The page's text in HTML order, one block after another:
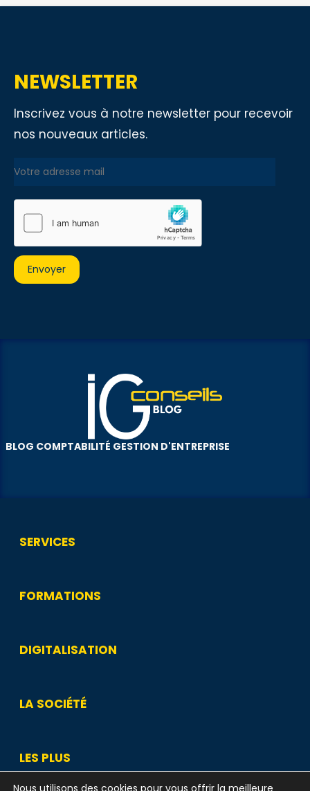
NEWSLETTER
Inscrivez vous à notre newsletter pour recevoir
nos nouveaux articles.
BLOG COMPTABILITÉ GESTION D'ENTREPRISE
SERVICES
FORMATIONS
DIGITALISATION
LA SOCIÉTÉ
LES PLUS
Nous utilisons des cookies pour vous offrir la meilleure